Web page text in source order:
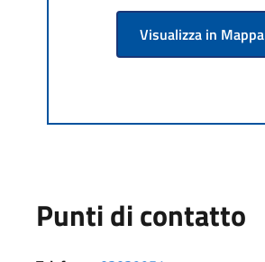
Visualizza in Mappa
Punti di contatto